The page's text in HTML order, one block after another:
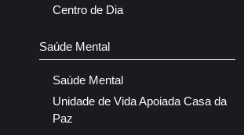
Centro de Dia
Saúde Mental
Saúde Mental
Unidade de Vida Apoiada Casa da
Paz